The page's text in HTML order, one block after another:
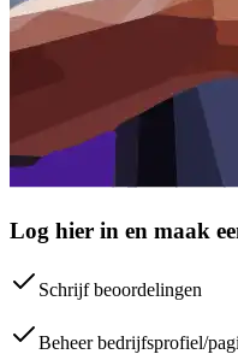
Log hier in en maak
Schrijf beoordelingen
Beheer bedrijfsprofiel/